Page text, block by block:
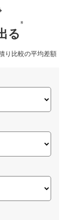
る
※
り比較の平均差額